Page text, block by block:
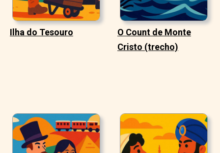
Ilha do Tesouro
O Count de Monte
Cristo (trecho)